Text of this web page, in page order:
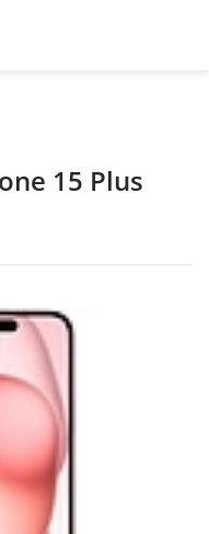
15 Plus